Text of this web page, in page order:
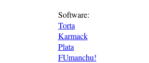
Software:
Torta
Karmack
Plata
FUmanchu!